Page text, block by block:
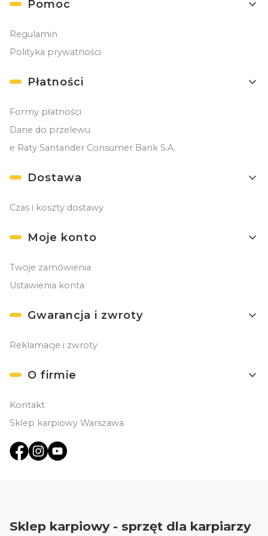
Pomoc
Regulamin
Polityka prywatności
Płatności
Formy płatności
Dane do przelewu
e Raty Santander Consumer Bank S.A.
Dostawa
Czas i koszty dostawy
Moje konto
Twoje zamówienia
Ustawienia konta
Gwarancja i zwroty
Reklamacje i zwroty
O firmie
Kontakt
Sklep karpiowy Warszawa
Sklep karpiowy - sprzęt dla karpiarzy